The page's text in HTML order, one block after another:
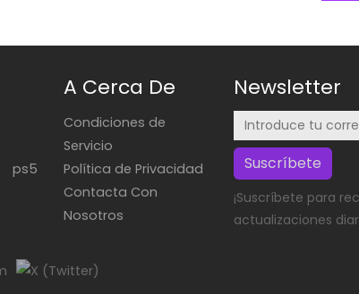
ps5
A Cerca De
Condiciones de
Servicio
Política de Privacidad
Contacta Con
Nosotros
Newsletter
Suscríbete
¡Suscríbete para
actualizaciones